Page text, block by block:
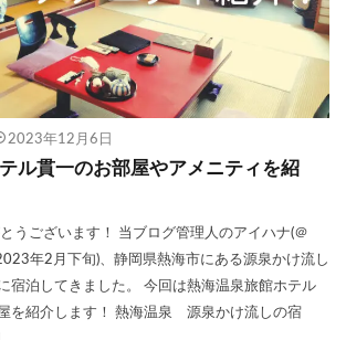
2023年12月6日
ル貫一のお部屋やアメニティを紹
うございます！ 当ブログ管理人のアイハナ(＠
年2月下旬)、静岡県熱海市にある源泉かけ流し
宿泊してきました。 今回は熱海温泉旅館ホテル
を紹介します！ 熱海温泉 源泉かけ流しの宿